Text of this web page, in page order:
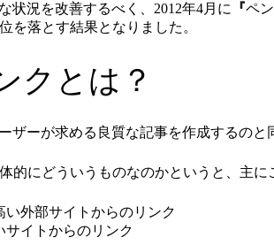
状況を改善するべく、2012年4月に 『ペ
を落とす結果となりました。
クとは？
ザーが求める良質な記事を作成するのと
的にどういうものなのかというと、主に
い外部サイトからのリンク
サイトからのリンク